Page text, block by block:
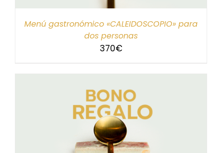
Menú gastronómico «CALEIDOSCOPIO» para
dos personas
370€